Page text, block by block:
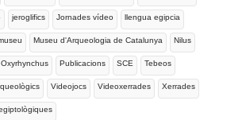
jeroglifics Jornades vídeo llengua egipcia
Museu d'Arqueologia de Catalunya Nilus
Oxyrhynchus Publicacions SCE Tebeos
Videojocs Videoxerrades Xerrades